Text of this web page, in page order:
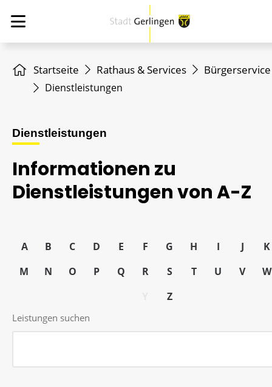
Startseite Rathaus & Services Bürgerservice
Dienstleistungen
Dienstleistungen
Informationen zu
Dienstleistungen von A-Z
A B C D E F G H I J
K
M
N O P Q R S T U V
W
Z
Leistungen suchen